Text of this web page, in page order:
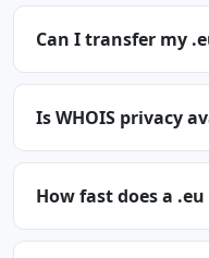
Can I transfer my
Is WHOIS privacy
How fast does a